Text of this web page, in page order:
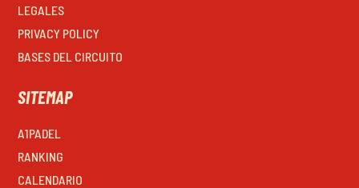
LEGALES
PRIVACY POLICY
BASES DEL CIRCUITO
SITEMAP
A1PADEL
RANKING
CALENDARIO